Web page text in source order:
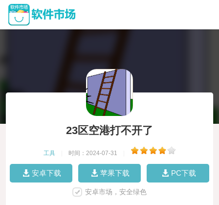
23区空港打不开了
工具 时间：2024-07-31
安卓下载 苹果下载 PC下载
安卓市场，安全绿色